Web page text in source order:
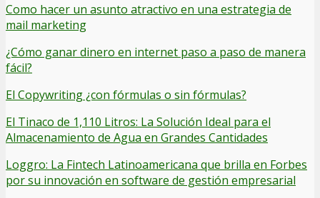
Como hacer un asunto atractivo en una estrategia de
mail marketing
¿Cómo ganar dinero en internet paso a paso de manera
fácil?
El Copywriting ¿con fórmulas o sin fórmulas?
El Tinaco de 1,110 Litros: La Solución Ideal para el
Almacenamiento de Agua en Grandes Cantidades
Loggro: La Fintech Latinoamericana que brilla en Forbes
por su innovación en software de gestión empresarial